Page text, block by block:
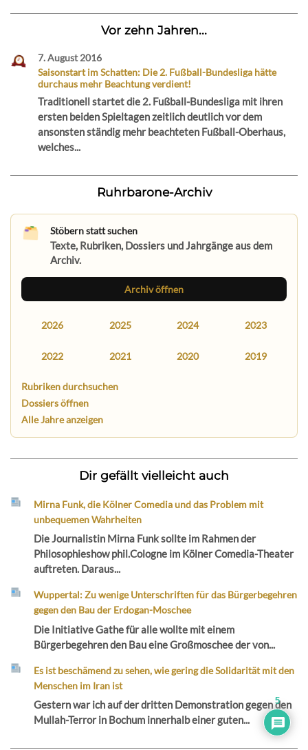
Vor zehn Jahren...
7. August 2016
Saisonstart im Schatten: Die 2. Fußball-Bundesliga hätte
durchaus mehr Beachtung verdient!
Traditionell startet die 2. Fußball-Bundesliga mit ihren
ersten beiden Spieltagen zeitlich deutlich vor dem
ansonsten ständig mehr beachteten Fußball-Oberhaus,
welches...
Ruhrbarone-Archiv
Stöbern statt suchen
Texte, Rubriken, Dossiers und Jahrgänge aus dem
Archiv.
Archiv öffnen
2026 2025 2024 2023
2022 2021 2020 2019
Rubriken durchsuchen
Dossiers öffnen
Alle Jahre anzeigen
Dir gefällt vielleicht auch
Mirna Funk, die Kölner Comedia und das Problem mit
unbequemen Wahrheiten
Die Journalistin Mirna Funk sollte im Rahmen der
Philosophieshow phil.Cologne im Kölner Comedia-Theater
auftreten. Daraus...
Wuppertal: Zu wenige Unterschriften für das Bürgerbegehren
gegen den Bau der Erdogan-Moschee
Die Initiative Gathe für alle wollte mit einem
Bürgerbegehren den Bau eine Großmoschee der von...
Es ist beschämend zu sehen, wie gering die Solidarität mit den
Menschen im Iran ist
Gestern war ich auf der dritten Demonstration gegen den
Mullah-Terror in Bochum innerhalb einer guten...
5